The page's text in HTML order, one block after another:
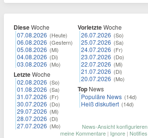
DieseWoche
07.08.2026 (Heute)
06.08.2026 (Gestern)
05.08.2026 (Mi)
04.08.2026 (Di)
03.08.2026 (Mo)
LetzteWoche
02.08.2026 (So)
01.08.2026 (Sa)
31.07.2026 (Fr)
30.07.2026 (Do)
29.07.2026 (Mi)
28.07.2026 (Di)
27.07.2026 (Mo)
VorletzteWoche
26.07.2026 (So)
25.07.2026 (Sa)
24.07.2026 (Fr)
23.07.2026 (Do)
22.07.2026 (Mi)
21.07.2026 (Di)
20.07.2026 (Mo)
Top News
Populäre News (14d)
Heiß diskutiert (14d)
News-Ansicht konfigurieren
meine Kommentare | Ignore | Notifies